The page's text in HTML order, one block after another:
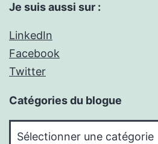
Je suis aussi sur :
LinkedIn
Facebook
Twitter
Catégories du blogue